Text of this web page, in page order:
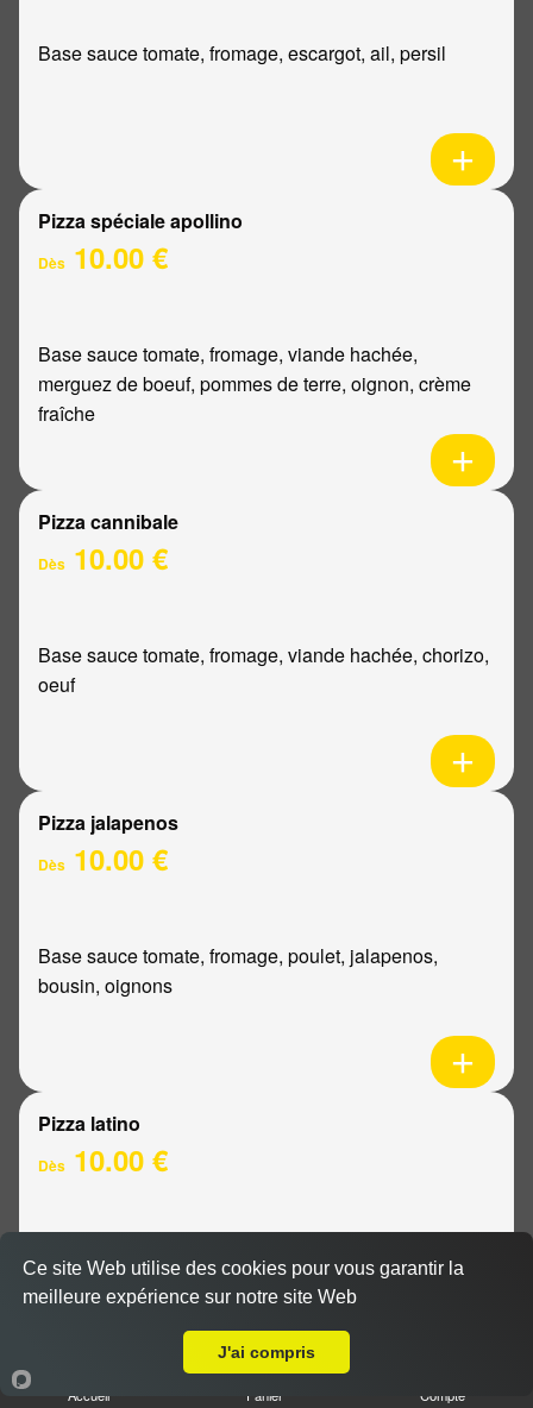
Base sauce tomate, fromage, escargot, ail, persil
Pizza spéciale apollino
Dès 10.00 €
Base sauce tomate, fromage, viande hachée,
merguez de boeuf, pommes de terre, oignon, crème
fraîche
Pizza cannibale
Dès 10.00 €
Base sauce tomate, fromage, viande hachée, chorizo,
oeuf
Pizza jalapenos
Dès 10.00 €
Base sauce tomate, fromage, poulet, jalapenos,
bousin, oignons
Pizza latino
Dès 10.00 €
Base sauce tomate, fromage, viande hachée, oignons,
sauce barbecue
Accueil Panier Compte
Ce site Web utilise des cookies pour vous garantir la
meilleure expérience sur notre site Web
J'ai compris